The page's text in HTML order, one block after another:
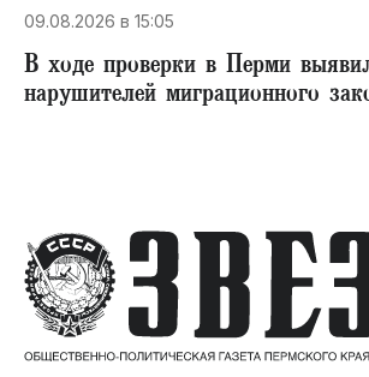
09.08.2026 в 15:05
В ходе проверки в Перми
нарушителей миграционного